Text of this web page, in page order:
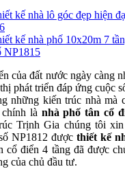
kế nhà lô góc đẹp hiện
kế nhà phố 10x20m 7
NP1815
của đất nước ngày càng
phát triển đáp ứng cuộc
những kiến trúc nhà mà
là nhà phố tân cổ
Trịnh Gia chúng tôi
NP1812 được thiết kế
cổ điển 4 tầng đã được
của chủ đầu tư.